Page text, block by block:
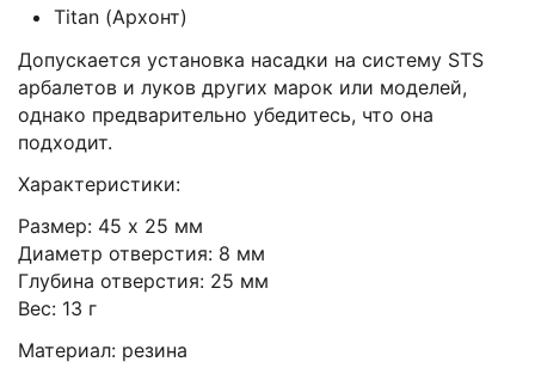
Titan (Архонт)
Допускается установка насадки на систему STS
арбалетов и луков других марок или моделей,
однако предварительно убедитесь, что она
подходит.
Характеристики:
Размер: 45 х 25 мм
Диаметр отверстия: 8 мм
Глубина отверстия: 25 мм
Вес: 13 г
Материал: резина